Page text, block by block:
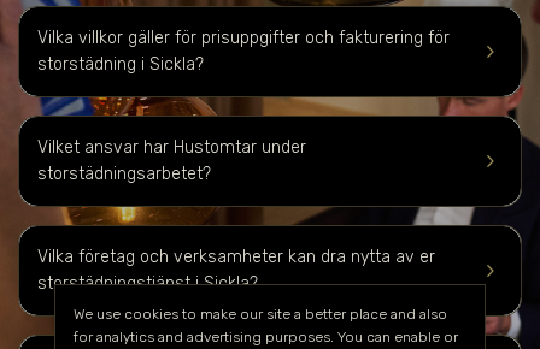
keyboard_arrow_right
Vilka villkor gäller för prisuppgifter och fakturering för
storstädning i Sickla?
keyboard_arrow_right
Vilket ansvar har Hustomtar under
storstädningsarbetet?
keyboard_arrow_right
Vilka företag och verksamheter kan dra nytta av er
storstädningstjänst iSickla?
We use cookies to make our site a better place and also
for analytics and advertising purposes. You can enable or